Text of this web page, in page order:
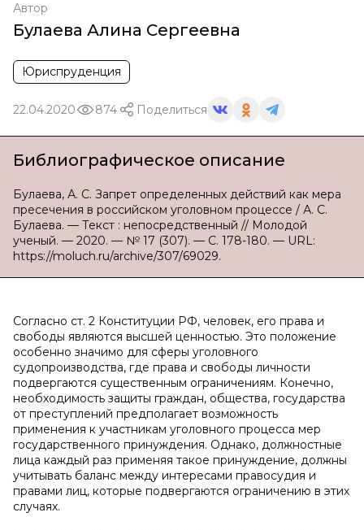
Автор
Булаева Алина Сергеевна
Юриспруденция
22.04.2020 874 Поделиться
Библиографическое описание
Булаева, А. С. Запрет определенных действий как мера
пресечения в российском уголовном процессе / А. С.
Булаева. — Текст : непосредственный // Молодой
ученый. — 2020. — № 17 (307). — С. 178-180. — URL:
https://moluch.ru/archive/307/69029.
Согласно ст. 2 Конституции РФ, человек, его права и
свободы являются высшей ценностью. Это положение
особенно значимо для сферы уголовного
судопроизводства, где права и свободы личности
подвергаются существенным ограничениям. Конечно,
необходимость защиты граждан, общества, государства
от преступлений предполагает возможность
применения к участникам уголовного процесса мер
государственного принуждения. Однако, должностные
лица каждый раз применяя такое принуждение, должны
учитывать баланс между интересами правосудия и
правами лиц, которые подвергаются ограничению в этих
случаях.